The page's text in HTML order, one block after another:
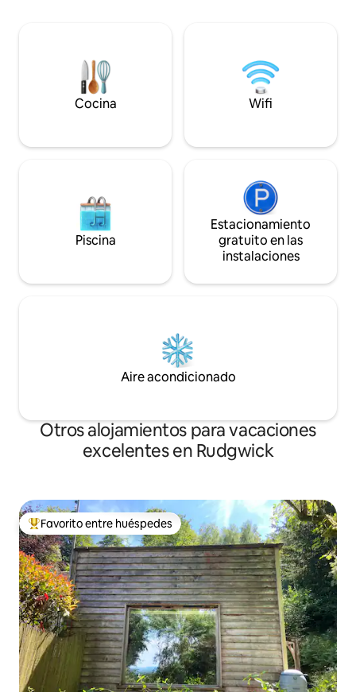
Estacionamiento, tienda de bicicletas
segura, wifi y cargador para vehículos
eléctricos.
Podemos tomar
meses previa
Cocina Wifi
Piscina
Estacionamiento
gratuito en las
instalaciones
Aire acondicionado
Otros alojamientos para vacaciones
excelentes en Rudgwick
Favorito entre huéspedes preferido
Favorito entre huéspedes